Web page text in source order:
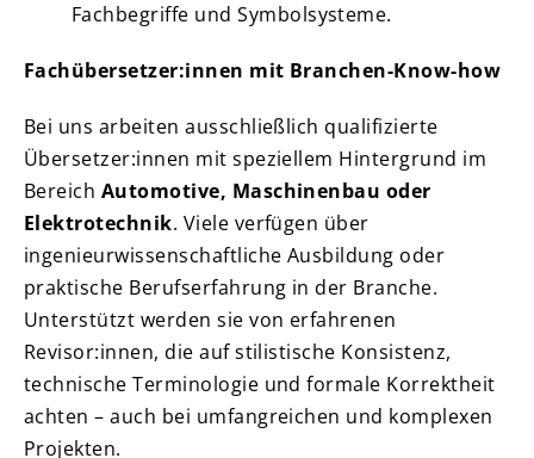
Fachbegriffe und Symbolsysteme.
Fachübersetzer:innen mit Branchen-Know-how
Bei uns arbeiten ausschließlich qualifizierte
Übersetzer:innen mit speziellem Hintergrund im
Bereich Automotive, Maschinenbau oder
Elektrotechnik. Viele verfügen über
ingenieurwissenschaftliche Ausbildung oder
praktische Berufserfahrung in der Branche.
Unterstützt werden sie von erfahrenen
Revisor:innen, die auf stilistische Konsistenz,
technische Terminologie und formale Korrektheit
achten – auch bei umfangreichen und komplexen
Projekten.